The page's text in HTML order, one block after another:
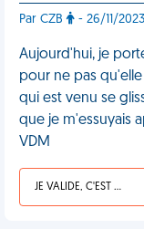
Par CZB - 26/11/
Aujourd'hui, je
pour ne pas
qui est venu se
que je m'essuyais
VDM
JE VALIDE, C'EST UNE VDM